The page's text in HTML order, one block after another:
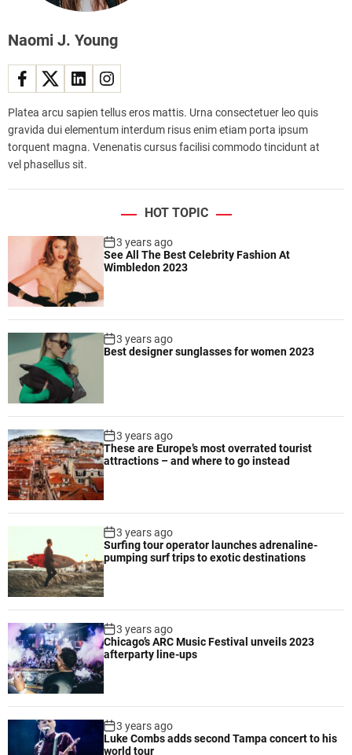
Naomi J. Young
Platea arcu sapien tellus eros mattis. Urna consectetuer leo quis
gravida dui elementum interdum risus enim etiam porta ipsum
torquent magna. Venenatis cursus facilisi commodo tincidunt at
vel phasellus sit.
HOT TOPIC
3 years ago
See All The Best Celebrity Fashion At
Wimbledon 2023
3 years ago
Best designer sunglasses for women 2023
3 years ago
These are Europe’s most overrated tourist
attractions – and where to go instead
3 years ago
Surfing tour operator launches adrenaline-
pumping surf trips to exotic destinations
3 years ago
Chicago’s ARC Music Festival unveils 2023
afterparty line-ups
3 years ago
Luke Combs adds second Tampa concert to his
world tour